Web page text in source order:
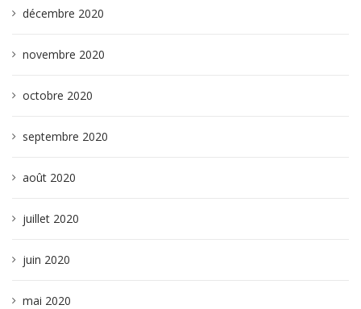
décembre 2020
novembre 2020
octobre 2020
septembre 2020
août 2020
juillet 2020
juin 2020
mai 2020